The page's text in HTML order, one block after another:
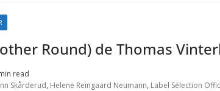
Round) de Thomas
read
Skårderud, Helene Reingaard Neumann, Label Sélection